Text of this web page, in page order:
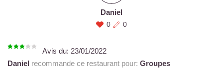
Daniel
0 0
Avis du: 23/01/2022
Daniel recommande ce restaurant pour: Groupes